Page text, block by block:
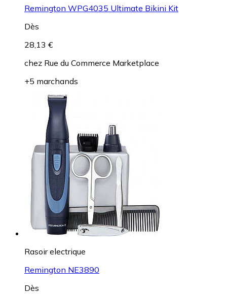
Remington WPG4035 Ultimate Bikini Kit
Dès
28,13 €
chez Rue du Commerce Marketplace
+5 marchands
Rasoir electrique
Remington NE3890
Dès